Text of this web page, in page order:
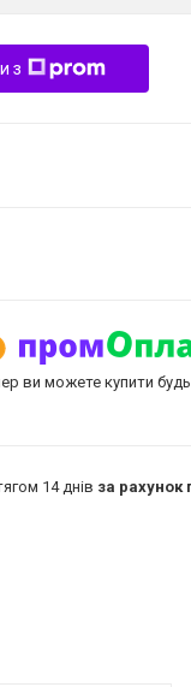
з
ви можете купити
14 днів за рахунок